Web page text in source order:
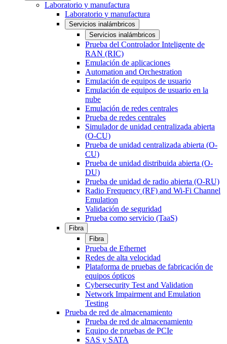
Laboratorio y manufactura
Laboratorio y manufactura
Servicios inalámbricos
Servicios inalámbricos
Prueba del Controlador Inteligente de
RAN (RIC)
Emulación de aplicaciones
Automation and Orchestration
Emulación de equipos de usuario
Emulación de equipos de usuario en la
nube
Emulación de redes centrales
Prueba de redes centrales
Simulador de unidad centralizada abierta
(O-CU)
Prueba de unidad centralizada abierta (O-
CU)
Prueba de unidad distribuida abierta (O-
DU)
Prueba de unidad de radio abierta (O-RU)
Radio Frequency (RF) and Wi-Fi Channel
Emulation
Validación de seguridad
Prueba como servicio (TaaS)
Fibra
Fibra
Prueba de Ethernet
Redes de alta velocidad
Plataforma de pruebas de fabricación de
equipos ópticos
Cybersecurity Test and Validation
Network Impairment and Emulation
Testing
Prueba de red de almacenamiento
Prueba de red de almacenamiento
Equipo de pruebas de PCIe
SAS y SATA